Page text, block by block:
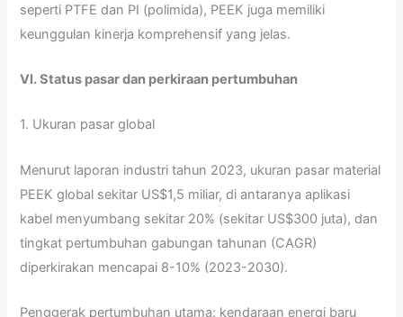
seperti PTFE dan PI (polimida), PEEK juga memiliki
keunggulan kinerja komprehensif yang jelas.
VI. Status pasar dan perkiraan pertumbuhan
1. Ukuran pasar global
Menurut laporan industri tahun 2023, ukuran pasar material
PEEK global sekitar US$1,5 miliar, di antaranya aplikasi
kabel menyumbang sekitar 20% (sekitar US$300 juta), dan
tingkat pertumbuhan gabungan tahunan (CAGR)
diperkirakan mencapai 8-10% (2023-2030).
Penggerak pertumbuhan utama: kendaraan energi baru